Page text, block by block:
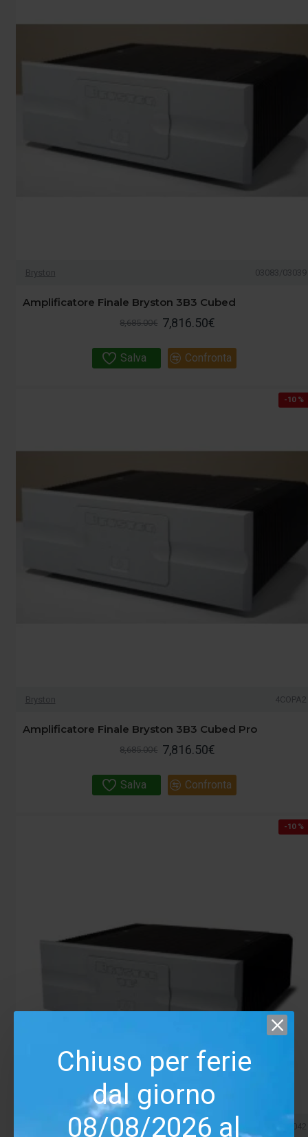
Chiuso per ferie
dal giorno
08/08/2026 al
Bryston 03083/03039
Amplificatore Finale Bryston 3B3 Cubed
7,816.50€
8,685.00€
Salva Confronta
-10 %
Bryston 4COPA2
Amplificatore Finale Bryston 3B3 Cubed Pro
7,816.50€
8,685.00€
Salva Confronta
-10 %
03043/03042